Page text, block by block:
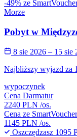
-49% ze
Morze
Pobyt w
8 sie 2026 – 15 sie
Najbliższy wyjazd za
wypoczynek
Cena Darmatur
2240 PLN /os.
Cena ze
1145 PLN /os.
Oszczędzasz 1095